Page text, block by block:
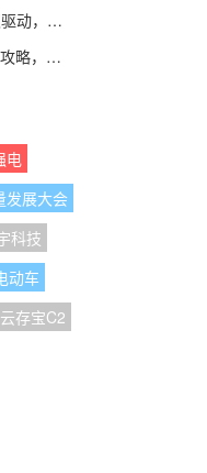
靠谱选
中德植发
界
蒙版华夏
不止面
顶妙WMS
级AI大脑
红包口
电
发展大会
科技
动车
云存宝C2